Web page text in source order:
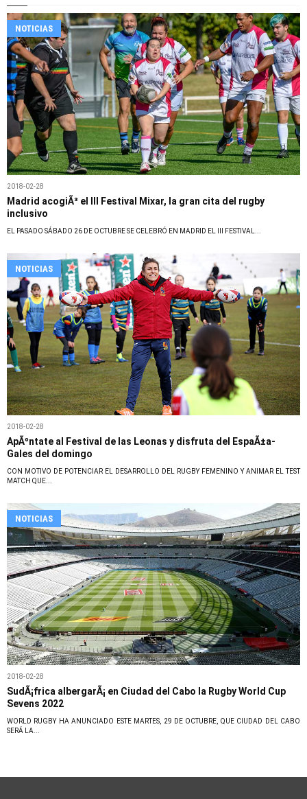
NOTICIAS
2018-02-28
Madrid acogiÃ³ el III Festival Mixar, la gran cita del rugby
inclusivo
EL PASADO SÁBADO 26 DE OCTUBRE SE CELEBRÓ EN MADRID EL III FESTIVAL...
NOTICIAS
2018-02-28
ApÃºntate al Festival de las Leonas y disfruta del EspaÃ±a-
Gales del domingo
CON MOTIVO DE POTENCIAR EL DESARROLLO DEL RUGBY FEMENINO Y ANIMAR EL TEST
MATCH QUE...
NOTICIAS
2018-02-28
SudÃ¡frica albergarÃ¡ en Ciudad del Cabo la Rugby World Cup
Sevens 2022
WORLD RUGBY HA ANUNCIADO ESTE MARTES, 29 DE OCTUBRE, QUE CIUDAD DEL CABO
SERÁ LA...